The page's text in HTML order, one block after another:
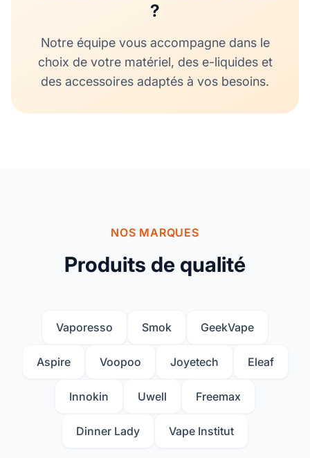
?
Notre équipe vous accompagne dans le
choix de votre matériel, des e-liquides et
des accessoires adaptés à vos besoins.
NOS MARQUES
Produits de qualité
Vaporesso Smok GeekVape
Aspire Voopoo Joyetech Eleaf
Innokin Uwell Freemax
Dinner Lady Vape Institut